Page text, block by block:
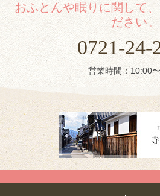
おふとんや眠りに関して
ださい。
0721-24-
営業時間：10:00